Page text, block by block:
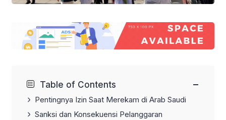
Table of Contents −
Pentingnya Izin Saat Merekam di Arab Saudi
Sanksi dan Konsekuensi Pelanggaran